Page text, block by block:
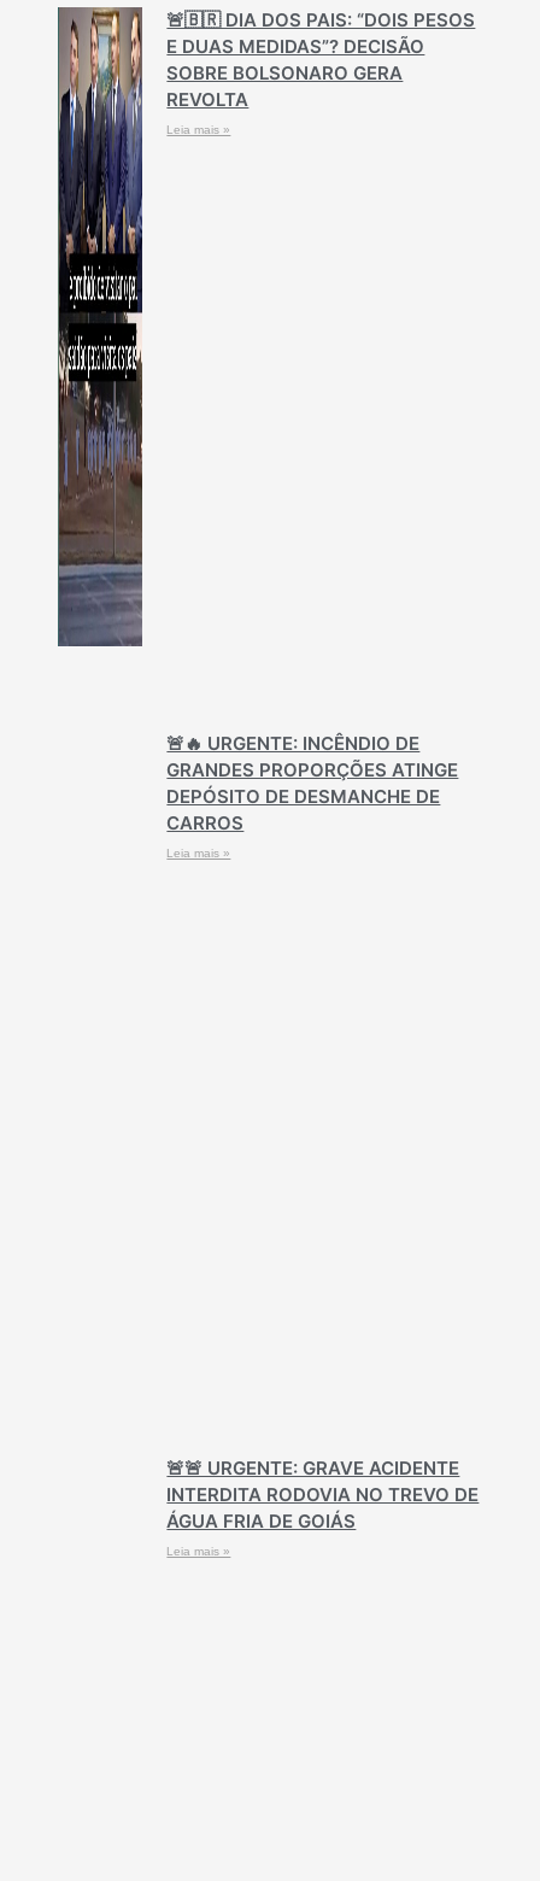
🚨🇧🇷 DIA DOS PAIS: “DOIS PESOS
E DUAS MEDIDAS”? DECISÃO
SOBRE BOLSONARO GERA
REVOLTA
Leia mais »
🚨🔥 URGENTE: INCÊNDIO DE
GRANDES PROPORÇÕES ATINGE
DEPÓSITO DE DESMANCHE DE
CARROS
Leia mais »
🚨🚨 URGENTE: GRAVE ACIDENTE
INTERDITA RODOVIA NO TREVO DE
ÁGUA FRIA DE GOIÁS
Leia mais »